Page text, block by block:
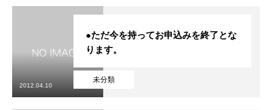
会員専用ページ
システム・クラス・料金
未分類
●ただ今を持ってお申込みを終了とな
ります。
2012.04.10